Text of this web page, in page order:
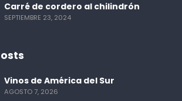
Carré de cordero al chilindrón
SEPTIEMBRE 23, 2024
Vinos de América del Sur
AGOSTO 7, 2026